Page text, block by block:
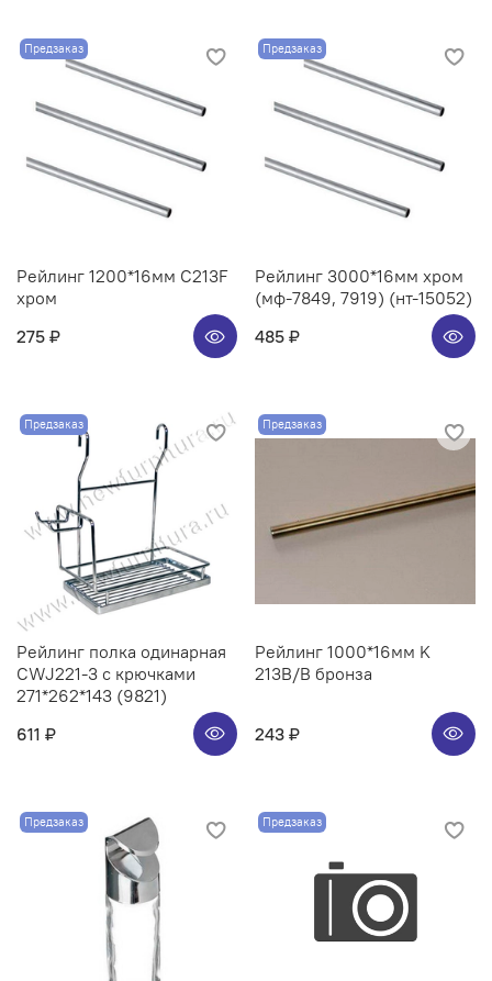
Предзаказ
Рейлинг 1200*16мм C213F
хром
275 ₽
Предзаказ
Рейлинг 3000*16мм хром
(мф-7849, 7919) (нт-15052)
485 ₽
Предзаказ
Рейлинг полка одинарная
CWJ221-3 с крючками
271*262*143 (9821)
611 ₽
Предзаказ
Рейлинг 1000*16мм K
213B/B бронза
243 ₽
Предзаказ Предзаказ